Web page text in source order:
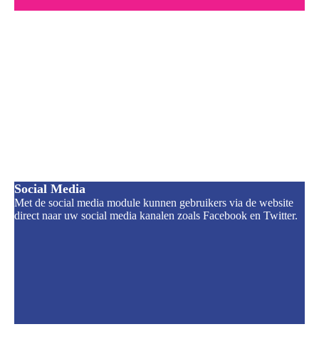
Social Media
Met de social media module kunnen gebruikers via de website
direct naar uw social media kanalen zoals Facebook en Twitter.